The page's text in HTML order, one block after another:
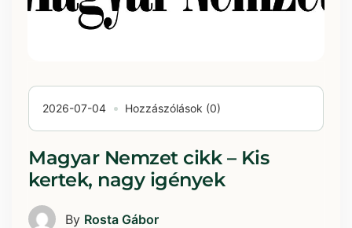
2026-07-04 Hozzászólások (0)
Magyar Nemzet cikk – Kis
kertek, nagy igények
By Rosta Gábor